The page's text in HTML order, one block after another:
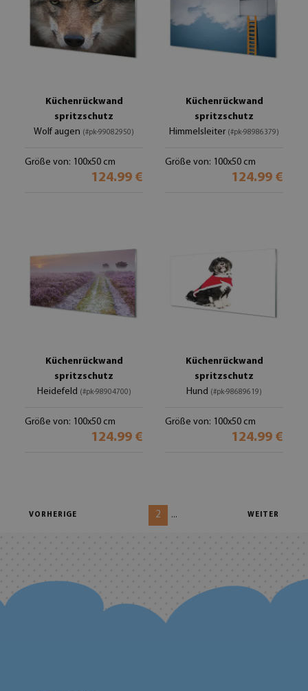
Küchenrückwand
spritzschutz
Wolf augen (#pk-99082950)
Größe von: 100x50 cm
124.99 €
Küchenrückwand
spritzschutz
Himmelsleiter (#pk-98986379)
Größe von: 100x50 cm
124.99 €
Küchenrückwand
spritzschutz
Heidefeld (#pk-98904700)
Größe von: 100x50 cm
124.99 €
Küchenrückwand
spritzschutz
Hund (#pk-98689619)
Größe von: 100x50 cm
124.99 €
VORHERIGE 2 ... WEITER